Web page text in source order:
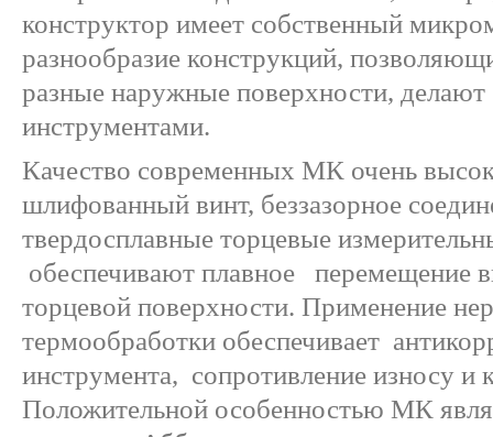
конструктор имеет собственный
разнообразие конструкций,
разные наружные поверхности,
инструментами.
Качество современных МК очень
шлифованный винт, беззазорное
твердосплавные торцевые
обеспечивают плавное перемещение
торцевой поверхности. Применение
термообработки обеспечивает
инструмента, сопротивление износу и
Положительной особенностью МК